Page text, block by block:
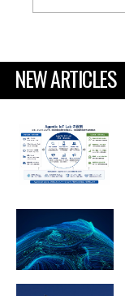
NEW ARTICLES